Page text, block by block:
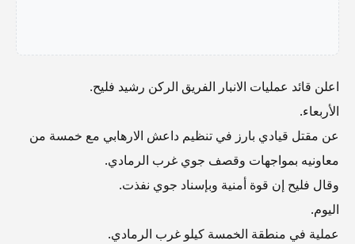
اعلن قائد عمليات الانبار الفريق الركن رشيد فليح.
الأربعاء.
عن مقتل قيادي بارز في تنظيم داعش الارهابي مع خمسة من
معاونيه بمواجهات وقصف جوي غرب الرمادي.
وقال فليح إن قوة أمنية وبإسناد جوي نفذت.
اليوم.
عملية في منطقة الخمسة كيلو غرب الرمادي.